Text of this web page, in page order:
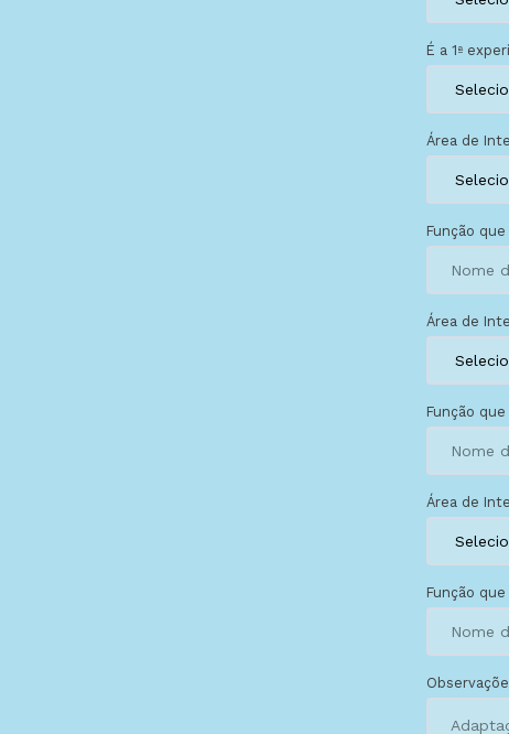
É a 1ª
Área de
Função
Área de
Função
Área de
Função